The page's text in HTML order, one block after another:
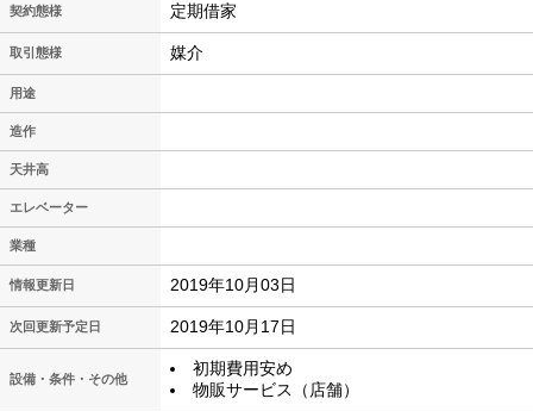
契約態様 定期借家
取引態様 媒介
用途
造作
天井高
エレベーター
業種
情報更新日 2019年10月03日
次回更新予定日 2019年10月17日
設備・条件・その他
初期費用安め
物販サービス（店舗）